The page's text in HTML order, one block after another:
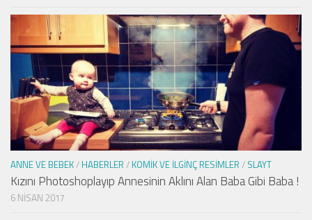
ANNE VE BEBEK/ HABERLER / KOMIK VE İLGINÇ RESIMLER / SLAYT
Kızını Photoshoplayıp Annesinin Aklını Alan Baba Gibi Baba !
6 NISAN 2017